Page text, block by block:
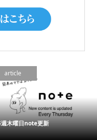
article
木曜日note更新